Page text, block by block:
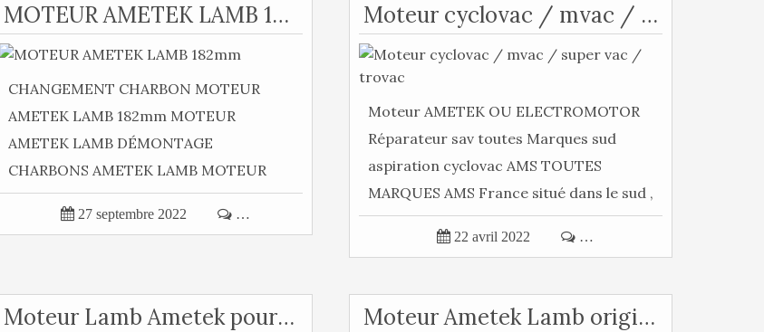
MOTEUR AMETEK LAMB 182mm
CHANGEMENT CHARBON MOTEUR
AMETEK LAMB 182mm MOTEUR
AMETEK LAMB DÉMONTAGE
CHARBONS AMETEK LAMB MOTEUR
AMETEK LAMB MOTEUR AMETEK LAMB
Vente de...
 27 septembre 2022  …
Moteur cyclovac / mvac / super vac / trovac
Moteur AMETEK OU ELECTROMOTOR
Réparateur sav toutes Marques sud
aspiration cyclovac AMS TOUTES
MARQUES AMS France situé dans le sud ,
livraison...
 22 avril 2022  …
Moteur Lamb Ametek pour GA 300 - Duovac – Drainvac Moteur Ametek Lamb original départ France livraison 24h/48h